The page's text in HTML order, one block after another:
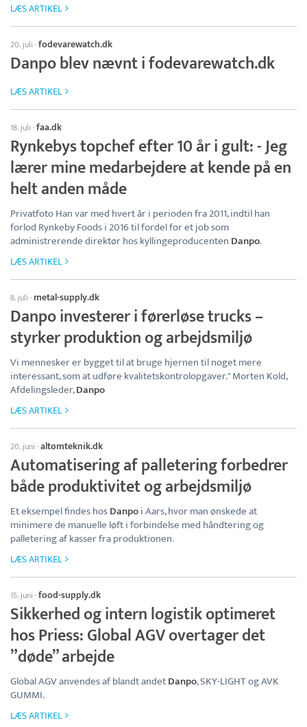
LÆS ARTIKEL
20. juli ·fodevarewatch.dk
Danpo blev nævnt i fodevarewatch.dk
LÆS ARTIKEL
18. juli ·faa.dk
Rynkebys topchef efter 10 år i gult: - Jeg
lærer mine medarbejdere at kende på en
helt anden måde
Privatfoto Han var med hvert år i perioden fra 2011, indtil han
forlod Rynkeby Foods i 2016 til fordel for et job som
administrerende direktør hos kyllingeproducenten Danpo.
LÆS ARTIKEL
8. juli · metal-supply.dk
Danpo investerer i førerløse trucks –
styrker produktion og arbejdsmiljø
Vi mennesker er bygget til at bruge hjernen til noget mere
interessant, som at udføre kvalitetskontrolopgaver." Morten Kold,
Afdelingsleder,Danpo
LÆS ARTIKEL
20. juni ·altomteknik.dk
Automatisering af palletering forbedrer
både produktivitet og arbejdsmiljø
Et eksempel findes hosDanpoi Aars, hvor man ønskede at
minimere de manuelle løft i forbindelse med håndtering og
palletering af kasser fra produktionen.
LÆS ARTIKEL
15. juni ·food-supply.dk
Sikkerhed og intern logistik optimeret
hos Priess: Global AGV overtager det
”døde” arbejde
Global AGV anvendes af blandt andetDanpo, SKY-LIGHT og AVK
GUMMI.
LÆS ARTIKEL